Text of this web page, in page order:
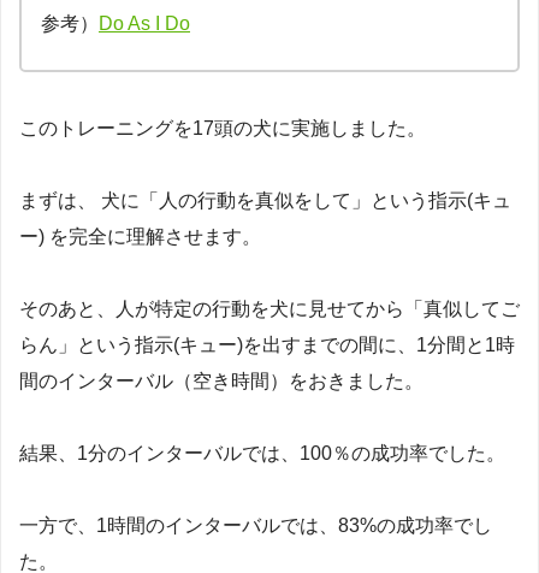
参考） Do As I Do
このトレーニングを17頭の犬に実施しました。
まずは、 犬に「人の行動を真似をして」という指示(キュ
ー) を完全に理解させます。
そのあと、人が特定の行動を犬に見せてから「真似してご
らん」という指示(キュー)を出すまでの間に、1分間と1時
間のインターバル（空き時間）をおきました。
結果、1分のインターバルでは、100％の成功率でした。
一方で、1時間のインターバルでは、83%の成功率でし
た。